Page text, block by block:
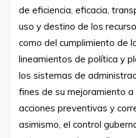
de eficiencia, eficacia,
uso y destino de los
como del cumplimiento de
lineamientos de política y
los sistemas de
fines de su mejoramiento
acciones preventivas y
asimismo, el control